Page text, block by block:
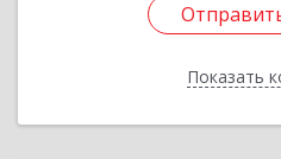
Показать